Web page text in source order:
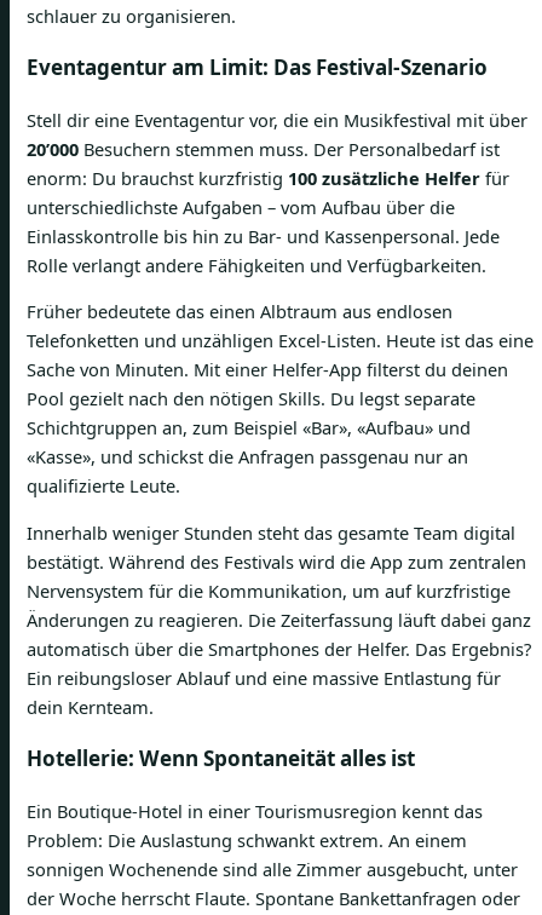
schlauer zu organisieren.
Eventagentur am Limit: Das Festival-Szenario
Stell dir eine Eventagentur vor, die ein Musikfestival mit über
20’000 Besuchern stemmen muss. Der Personalbedarf ist
enorm: Du brauchst kurzfristig 100 zusätzliche Helfer für
unterschiedlichste Aufgaben – vom Aufbau über die
Einlasskontrolle bis hin zu Bar- und Kassenpersonal. Jede
Rolle verlangt andere Fähigkeiten und Verfügbarkeiten.
Früher bedeutete das einen Albtraum aus endlosen
Telefonketten und unzähligen Excel-Listen. Heute ist das eine
Sache von Minuten. Mit einer Helfer-App filterst du deinen
Pool gezielt nach den nötigen Skills. Du legst separate
Schichtgruppen an, zum Beispiel «Bar», «Aufbau» und
«Kasse», und schickst die Anfragen passgenau nur an
qualifizierte Leute.
Innerhalb weniger Stunden steht das gesamte Team digital
bestätigt. Während des Festivals wird die App zum zentralen
Nervensystem für die Kommunikation, um auf kurzfristige
Änderungen zu reagieren. Die Zeiterfassung läuft dabei ganz
automatisch über die Smartphones der Helfer. Das Ergebnis?
Ein reibungsloser Ablauf und eine massive Entlastung für
dein Kernteam.
Hotellerie: Wenn Spontaneität alles ist
Ein Boutique-Hotel in einer Tourismusregion kennt das
Problem: Die Auslastung schwankt extrem. An einem
sonnigen Wochenende sind alle Zimmer ausgebucht, unter
der Woche herrscht Flaute. Spontane Bankettanfragen oder